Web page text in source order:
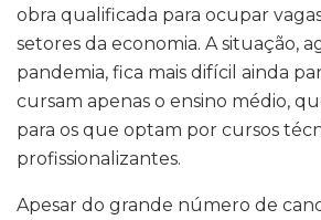
obra qualificada para ocupar
setores da economia. A situação,
pandemia, fica mais difícil ainda
cursam apenas o ensino médio,
para os que optam por cursos
profissionalizantes.
Apesar do grande número de